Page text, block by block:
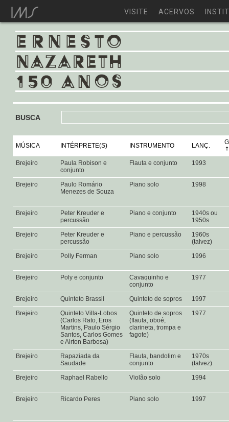
VISITE ACERVOS
BUSCA
MÚSICA INTÉRPRETE(S) INSTRUMENTO LANÇ.
Brejeiro
Paula Robison e
conjunto
Flauta e conjunto 1993
Brejeiro
Paulo Romário
Menezes de Souza
Piano solo 1998
Brejeiro
Peter Kreuder e
percussão
Piano e conjunto
1940s ou
1950s
Brejeiro
Peter Kreuder e
percussão
Piano e percussão
1960s
(talvez)
Brejeiro
Polly Ferman Piano solo 1996
Brejeiro Poly e conjunto
Cavaquinho e
conjunto
1977
Brejeiro Quinteto Brassil Quinteto de sopros
1997
Brejeiro
Quinteto Villa-Lobos
(Carlos Rato, Eros
Martins, Paulo Sérgio
Santos, Carlos Gomes
e Airton Barbosa)
Quinteto de sopros
(flauta, oboé,
clarineta, trompa e
fagote)
1977
Brejeiro
Rapaziada da
Saudade
Flauta, bandolim e
conjunto
1970s
(talvez)
Brejeiro
Raphael Rabello Violão solo 1994
Brejeiro Ricardo Peres Piano solo 1997